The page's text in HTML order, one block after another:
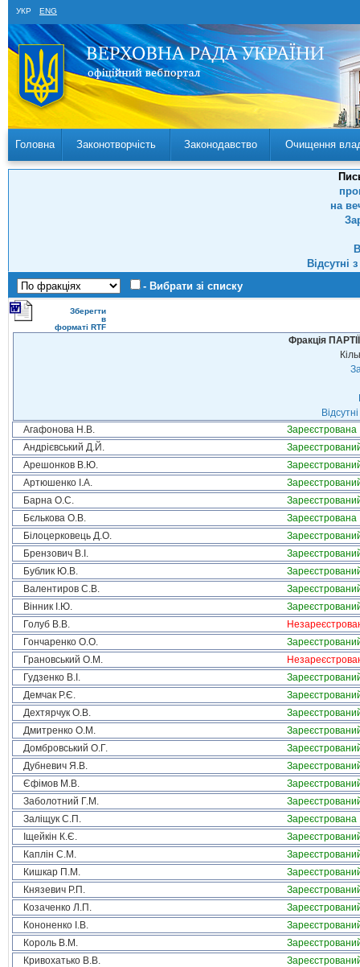
УКР ENG
Головна Законотворчість Законодавство Очищення
на
Відсутні
- Вибрати зі списку
Зберегти
в
форматі RTF
Фракція
Агафонова Н.В.
Зареєстрована
Андрієвський Д.Й.
Арешонков В.Ю.
Артюшенко І.А.
Барна О.С.
Бєлькова О.В.
Зареєстрована
Білоцерковець Д.О.
Брензович В.І.
Бублик Ю.В.
Валентиров С.В.
Вінник І.Ю.
Голуб В.В.
Гончаренко О.О.
Грановський О.М.
Гудзенко В.І.
Демчак Р.Є.
Дехтярчук О.В.
Дмитренко О.М.
Домбровський О.Г.
Дубневич Я.В.
Єфімов М.В.
Заболотний Г.М.
Заліщук С.П.
Зареєстрована
Іщейкін К.Є.
Каплін С.М.
Кишкар П.М.
Князевич Р.П.
Козаченко Л.П.
Кононенко І.В.
Король В.М.
Кривохатько В.В.